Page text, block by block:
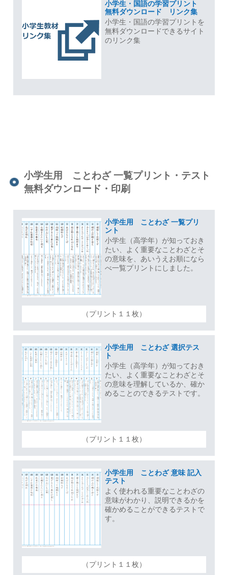
小学生・国語の学習プリント
無料ダウンロード リンク集
小学生・国語の学習プリントを
無料ダウンロードできるサイト
のリンク集
小学生用 ことわざ 一覧プリント・テスト
無料ダウンロード・印刷
小学生用 ことわざ 一覧プリ
ント
小学生（高学年）が知っておき
たい、よく重要なことわざとそ
の意味を、あいうえお順になら
べ一覧プリントにしました。
（プリント１１枚）
小学生用 ことわざ 選択テス
ト
小学生（高学年）が知っておき
たい、よく重要なことわざとそ
の意味を理解しているか、確か
めることのできるテストです。
（プリント１１枚）
小学生用 ことわざ 意味 記入
テスト
よく使われる重要なことわざの
意味がわかり、説明できるかを
確かめることができるテストで
す。
（プリント１１枚）